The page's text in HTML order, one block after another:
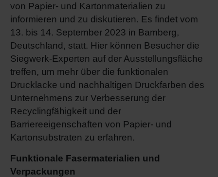
von Papier- und Kartonmaterialien zu
informieren und zu diskutieren. Es findet vom
13. bis 14. September 2023 in Bamberg,
Deutschland, statt. Hier können Besucher die
Siegwerk-Experten auf der Ausstellungsfläche
treffen, um mehr über die funktionalen
Drucklacke und nachhaltigen Druckfarben des
Unternehmens zur Verbesserung der
Recyclingfähigkeit und der
Barriereeigenschaften von Papier- und
Kartonsubstraten zu erfahren.
Funktionale Fasermaterialien und
Verpackungen